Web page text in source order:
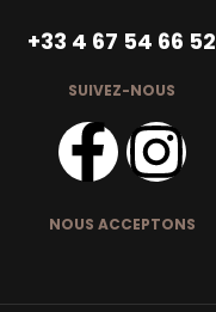
+33 4 67 54 66 52
SUIVEZ-NOUS
NOUS ACCEPTONS